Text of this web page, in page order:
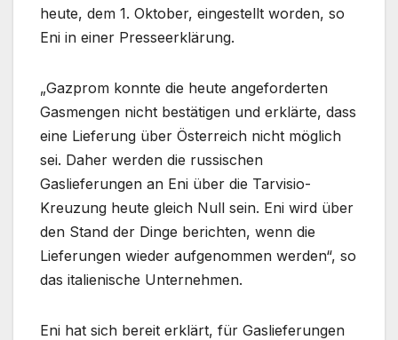
heute, dem 1. Oktober, eingestellt worden, so
Eni in einer Presseerklärung.
„Gazprom konnte die heute angeforderten
Gasmengen nicht bestätigen und erklärte, dass
eine Lieferung über Österreich nicht möglich
sei. Daher werden die russischen
Gaslieferungen an Eni über die Tarvisio-
Kreuzung heute gleich Null sein. Eni wird über
den Stand der Dinge berichten, wenn die
Lieferungen wieder aufgenommen werden“, so
das italienische Unternehmen.
Eni hat sich bereit erklärt, für Gaslieferungen